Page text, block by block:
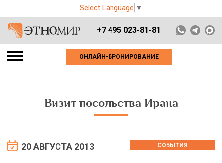
Select Language ▼
+7 495 023-81-81
ОНЛАЙН-БРОНИРОВАНИЕ
Визит посольства Ирана
20 АВГУСТА 2013 СОБЫТИЯ